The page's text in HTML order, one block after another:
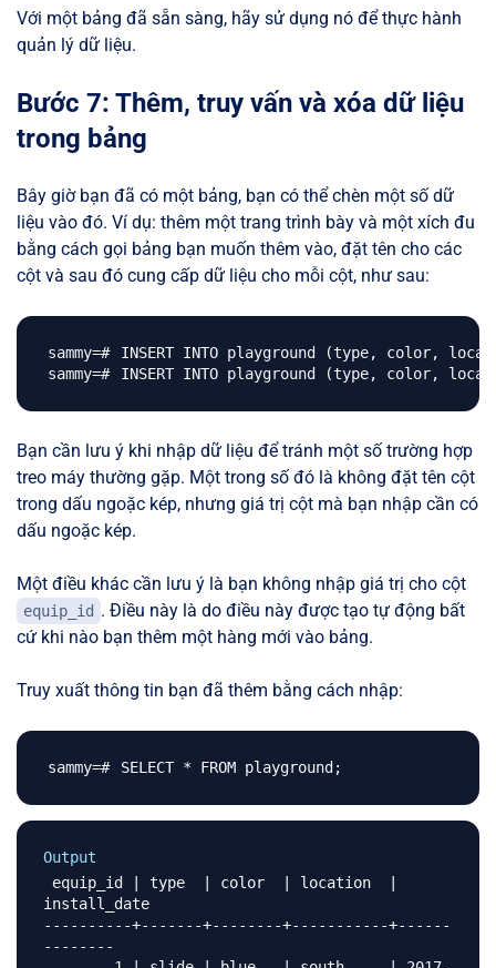
Với một bảng đã sẵn sàng, hãy sử dụng nó để thực hành
quản lý dữ liệu.
Bước 7: Thêm, truy vấn và xóa dữ liệu
trong bảng
Bây giờ bạn đã có một bảng, bạn có thể chèn một số dữ
liệu vào đó. Ví dụ: thêm một trang trình bày và một xích đu
bằng cách gọi bảng bạn muốn thêm vào, đặt tên cho các
cột và sau đó cung cấp dữ liệu cho mỗi cột, như sau:
INSERT INTO playground (type, color,
INSERT INTO playground
(type, color,
Bạn cần lưu ý khi nhập dữ liệu để tránh một số trường hợp
treo máy thường gặp. Một trong số đó là không đặt tên cột
trong dấu ngoặc kép, nhưng giá trị cột mà bạn nhập cần có
dấu ngoặc kép.
Một điều khác cần lưu ý là bạn không nhập giá trị cho cột
equip_id . Điều này là do điều này được tạo tự động bất
cứ khi nào bạn thêm một hàng mới vào bảng.
Truy xuất thông tin bạn đã thêm bằng cách nhập:
SELECT * FROM playground ;
Output
install_date
----------+-------+--------+-----------+------
--------